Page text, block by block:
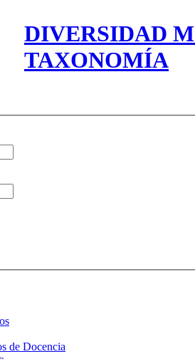
DIVERSIDAD
TAXONOMÍA
de Docencia